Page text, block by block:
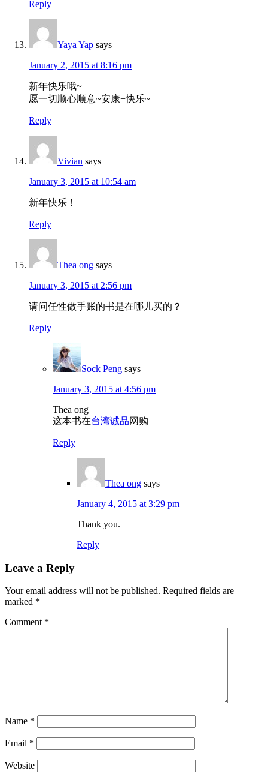
Reply
Yaya Yap says
January 2, 2015 at 8:16 pm
新年快乐哦~
愿一切顺心顺意~安康+快乐~
Reply
Vivian says
January 3, 2015 at 10:54 am
新年快乐！
Reply
Thea ong says
January 3, 2015 at 2:56 pm
请问任性做手账的书是在哪儿买的？
Reply
Sock Peng says
January 3, 2015 at 4:56 pm
Thea ong
这本书在台湾诚品网购
Reply
Thea ong says
January 4, 2015 at 3:29 pm
Thank you.
Reply
Leave a Reply
Your email address will not be published. Required fields are
marked *
Comment *
Name *
Email *
Website